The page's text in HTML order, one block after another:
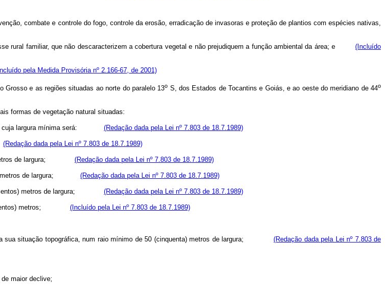
combate e controle do fogo, controle da erosão, erradicação de invasoras e proteção de plantios com espécies nativas,
rural familiar, que não descaracterizem a cobertura vegetal e não prejudiquem a função ambiental da área; e (Incluído
pela Medida Provisória nº 2.166-67, de 2001)
Grosso e as regiões situadas ao norte do paralelo 13o S, dos Estados de Tocantins e Goiás, e ao oeste do meridiano de 44o
formas de vegetação natural situadas:
largura mínima será: (Redação dada pela Lei nº 7.803 de 18.7.1989)
(Redação dada pela Lei nº 7.803 de 18.7.1989)
de largura; (Redação dada pela Lei nº 7.803 de 18.7.1989)
de largura; (Redação dada pela Lei nº 7.803 de 18.7.1989)
metros de largura; (Redação dada pela Lei nº 7.803 de 18.7.1989)
metros; (Incluído pela Lei nº 7.803 de 18.7.1989)
situação topográfica, num raio mínimo de 50 (cinquenta) metros de largura;
(Redação dada pela Lei nº 7.803 de
maior declive;